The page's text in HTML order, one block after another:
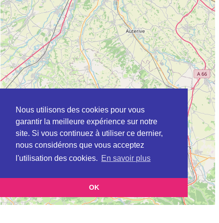
Nous utilisons des cookies pour vous
garantir la meilleure expérience sur notre
site. Si vous continuez à utiliser ce dernier,
nous considérons que vous acceptez
l'utilisation des cookies. En savoir plus
OK